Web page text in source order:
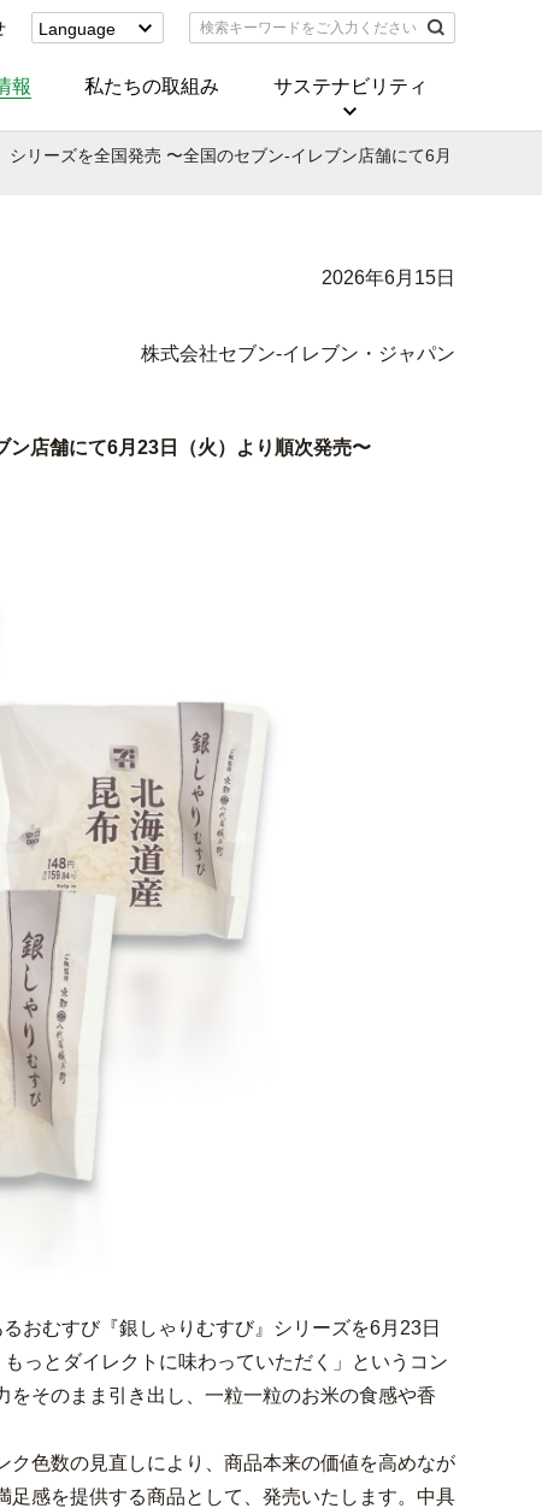
Language
(Corporate)
中文[繁體字]
報 私たちの取組み サステナビリティ
リーズを全国発売 〜全国のセブン‐イレブン店舗にて6月
2026年6月15日
株式会社セブン‐イレブン・ジャパン
ン店舗にて6月23日（火）より順次発売〜
おむすび『銀しゃりむすび』シリーズを6月23日
っとダイレクトに味わっていただく」というコン
そのまま引き出し、一粒一粒のお米の食感や香
色数の見直しにより、商品本来の価値を高めなが
感を提供する商品として、発売いたします。中具